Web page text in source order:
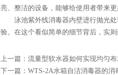
亮、整洁的设备，能够给使用者带来
泳池紫外线消毒器内壁进行抛光处
验。在这个看似简单的细节背后，实
上一篇： 流量型软水器如何实现均匀布
下一篇： WTS-2A水箱自洁消毒器的消